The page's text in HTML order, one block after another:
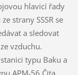
hlavicí řady
strany SSSR se
a sledovat
vzduchu.
typu Baku a
APM-56 Čita.